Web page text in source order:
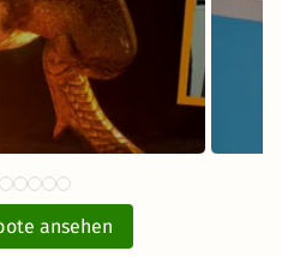
ab61 €
München
Hotel
ansehen